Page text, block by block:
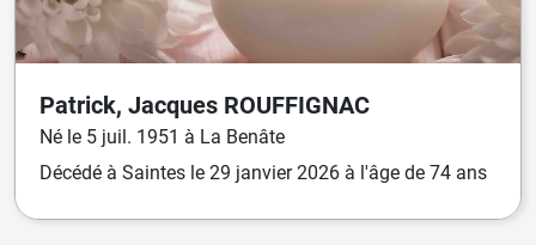
Patrick, Jacques ROUFFIGNAC
Né le 5 juil. 1951 à La Benâte
Décédé à Saintes le 29 janvier 2026 à l'âge de 74 ans